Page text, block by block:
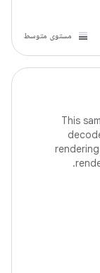
مستوى متوسط
This